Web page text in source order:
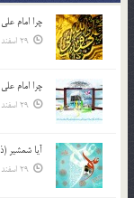
چرا امام
29 اسفند 03
چرا امام
29 اسفند 03
آیا شمشیر
29 اسفند 03